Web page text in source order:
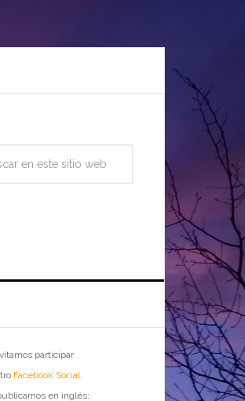
participar
Facebook Social.
en inglés: